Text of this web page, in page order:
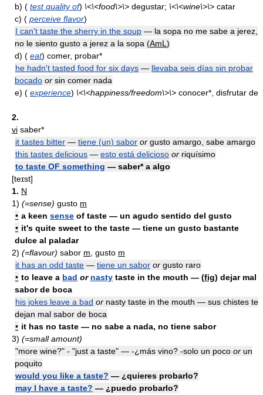
b) ( test quality of) \<\<food\>\> degustar; \<\<wine\>\> catar
c) ( perceive flavor)
I can't taste the sherry in the soup — la sopa no me sabe a jerez,
no le siento gusto a jerez a la sopa (AmL)
d) ( eat) comer, probar*
he hadn't tasted food for six days — llevaba seis días sin probar
bocado or sin comer nada
e) ( experience) \<\<happiness/freedom\>\> conocer*, disfrutar de
2.
vi saber*
it tastes bitter — tiene (un) sabor or gusto amargo, sabe amargo
this tastes delicious — esto está delicioso or riquísimo
to taste OF something — saber* a algo
[teɪst]
1. N
1) (=sense) gusto m
• a keen sense of taste — un agudo sentido del gusto
• it's quite sweet to the taste — tiene un gusto bastante
dulce al paladar
2) (=flavour) sabor m, gusto m
it has an odd taste — tiene un sabor or gusto raro
• to leave a bad or nasty taste in the mouth — (fig) dejar mal
sabor de boca
his jokes leave a bad or nasty taste in the mouth — sus chistes te
dejan mal sabor de boca
• it has no taste — no sabe a nada, no tiene sabor
3) (=small amount)
"more wine?" - "just a taste" — -¿más vino? -solo un poco or un
poquito
would you like a taste? — ¿quieres probarlo?
may I have a taste? — ¿puedo probarlo?